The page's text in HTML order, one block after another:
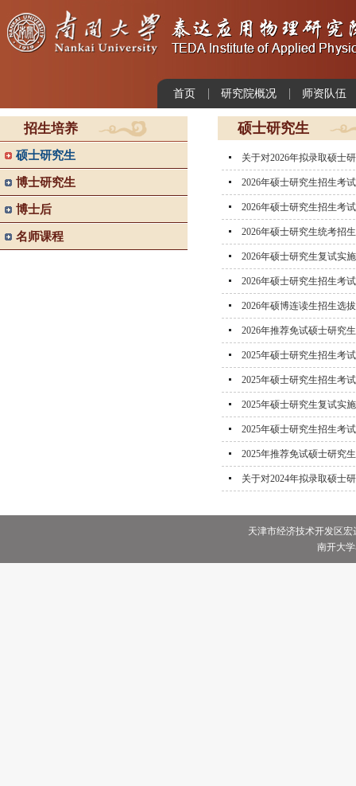
首页 研究院概况 师资队伍
招生培养
硕士研究生
博士研究生
博士后
名师课程
硕士研究生
关于对2026年拟录取硕士
2026年硕士研究生招生考
2026年硕士研究生招生考
2026年硕士研究生统考招
2026年硕士研究生复试实
2026年硕士研究生招生考
2026年硕博连读生招生选
2026年推荐免试硕士研究
2025年硕士研究生招生考
2025年硕士研究生招生考
2025年硕士研究生复试实
2025年硕士研究生招生考
2025年推荐免试硕士研究
关于对2024年拟录取硕士
天津市经济技术开发区宏
南开大